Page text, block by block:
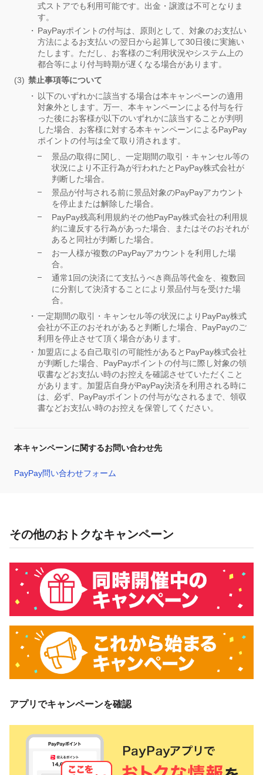
式ストアでも利用可能です。出金・譲渡は不可となりま
す。
PayPayポイントの付与は、原則として、対象のお支払い
方法によるお支払いの翌日から起算して30日後に実施い
たします。ただし、お客様のご利用状況やシステム上の
都合等により付与時期が遅くなる場合があります。
禁止事項等について
以下のいずれかに該当する場合は本キャンペーンの適用
対象外とします。万一、本キャンペーンによる付与を行
った後にお客様が以下のいずれかに該当することが判明
した場合、お客様に対する本キャンペーンによるPayPay
ポイントの付与は全て取り消されます。
景品の取得に関し、一定期間の取引・キャンセル等の
状況により不正行為が行われたとPayPay株式会社が
判断した場合。
景品が付与される前に景品対象のPayPayアカウント
を停止または解除した場合。
PayPay残高利用規約その他PayPay株式会社の利用規
約に違反する行為があった場合、またはそのおそれが
あると同社が判断した場合。
お一人様が複数のPayPayアカウントを利用した場
合。
通常1回の決済にて支払うべき商品等代金を、複数回
に分割して決済することにより景品付与を受けた場
合。
一定期間の取引・キャンセル等の状況によりPayPay株式
会社が不正のおそれがあると判断した場合、PayPayのご
利用を停止させて頂く場合があります。
加盟店による自己取引の可能性があるとPayPay株式会社
が判断した場合、PayPayポイントの付与に際し対象の領
収書などお支払い時のお控えを確認させていただくこと
があります。加盟店自身がPayPay決済を利用される時に
は、必ず、PayPayポイントの付与がなされるまで、領収
書などお支払い時のお控えを保管してください。
本キャンペーンに関するお問い合わせ先
PayPay問い合わせフォーム
その他のおトクなキャンペーン
アプリでキャンペーンを確認